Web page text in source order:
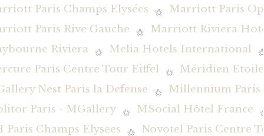
Paris Champs Elysées
Marriott Paris
Paris Rive Gauche
Marriott Riviera
Riviera
Melia Hotels International
Paris Centre Tour Eiffel
Méridien Etoile
Nest Paris la Defense
Millennium Paris
Paris - MGallery
MSocial Hôtel France
Paris Champs Elysees
Novotel Paris Centre